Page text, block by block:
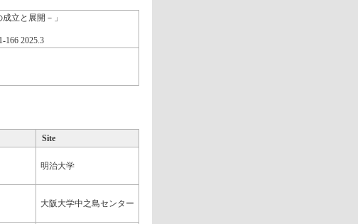
立と展開－」
2025.3
Site
明治大学
大阪大学中之島センター